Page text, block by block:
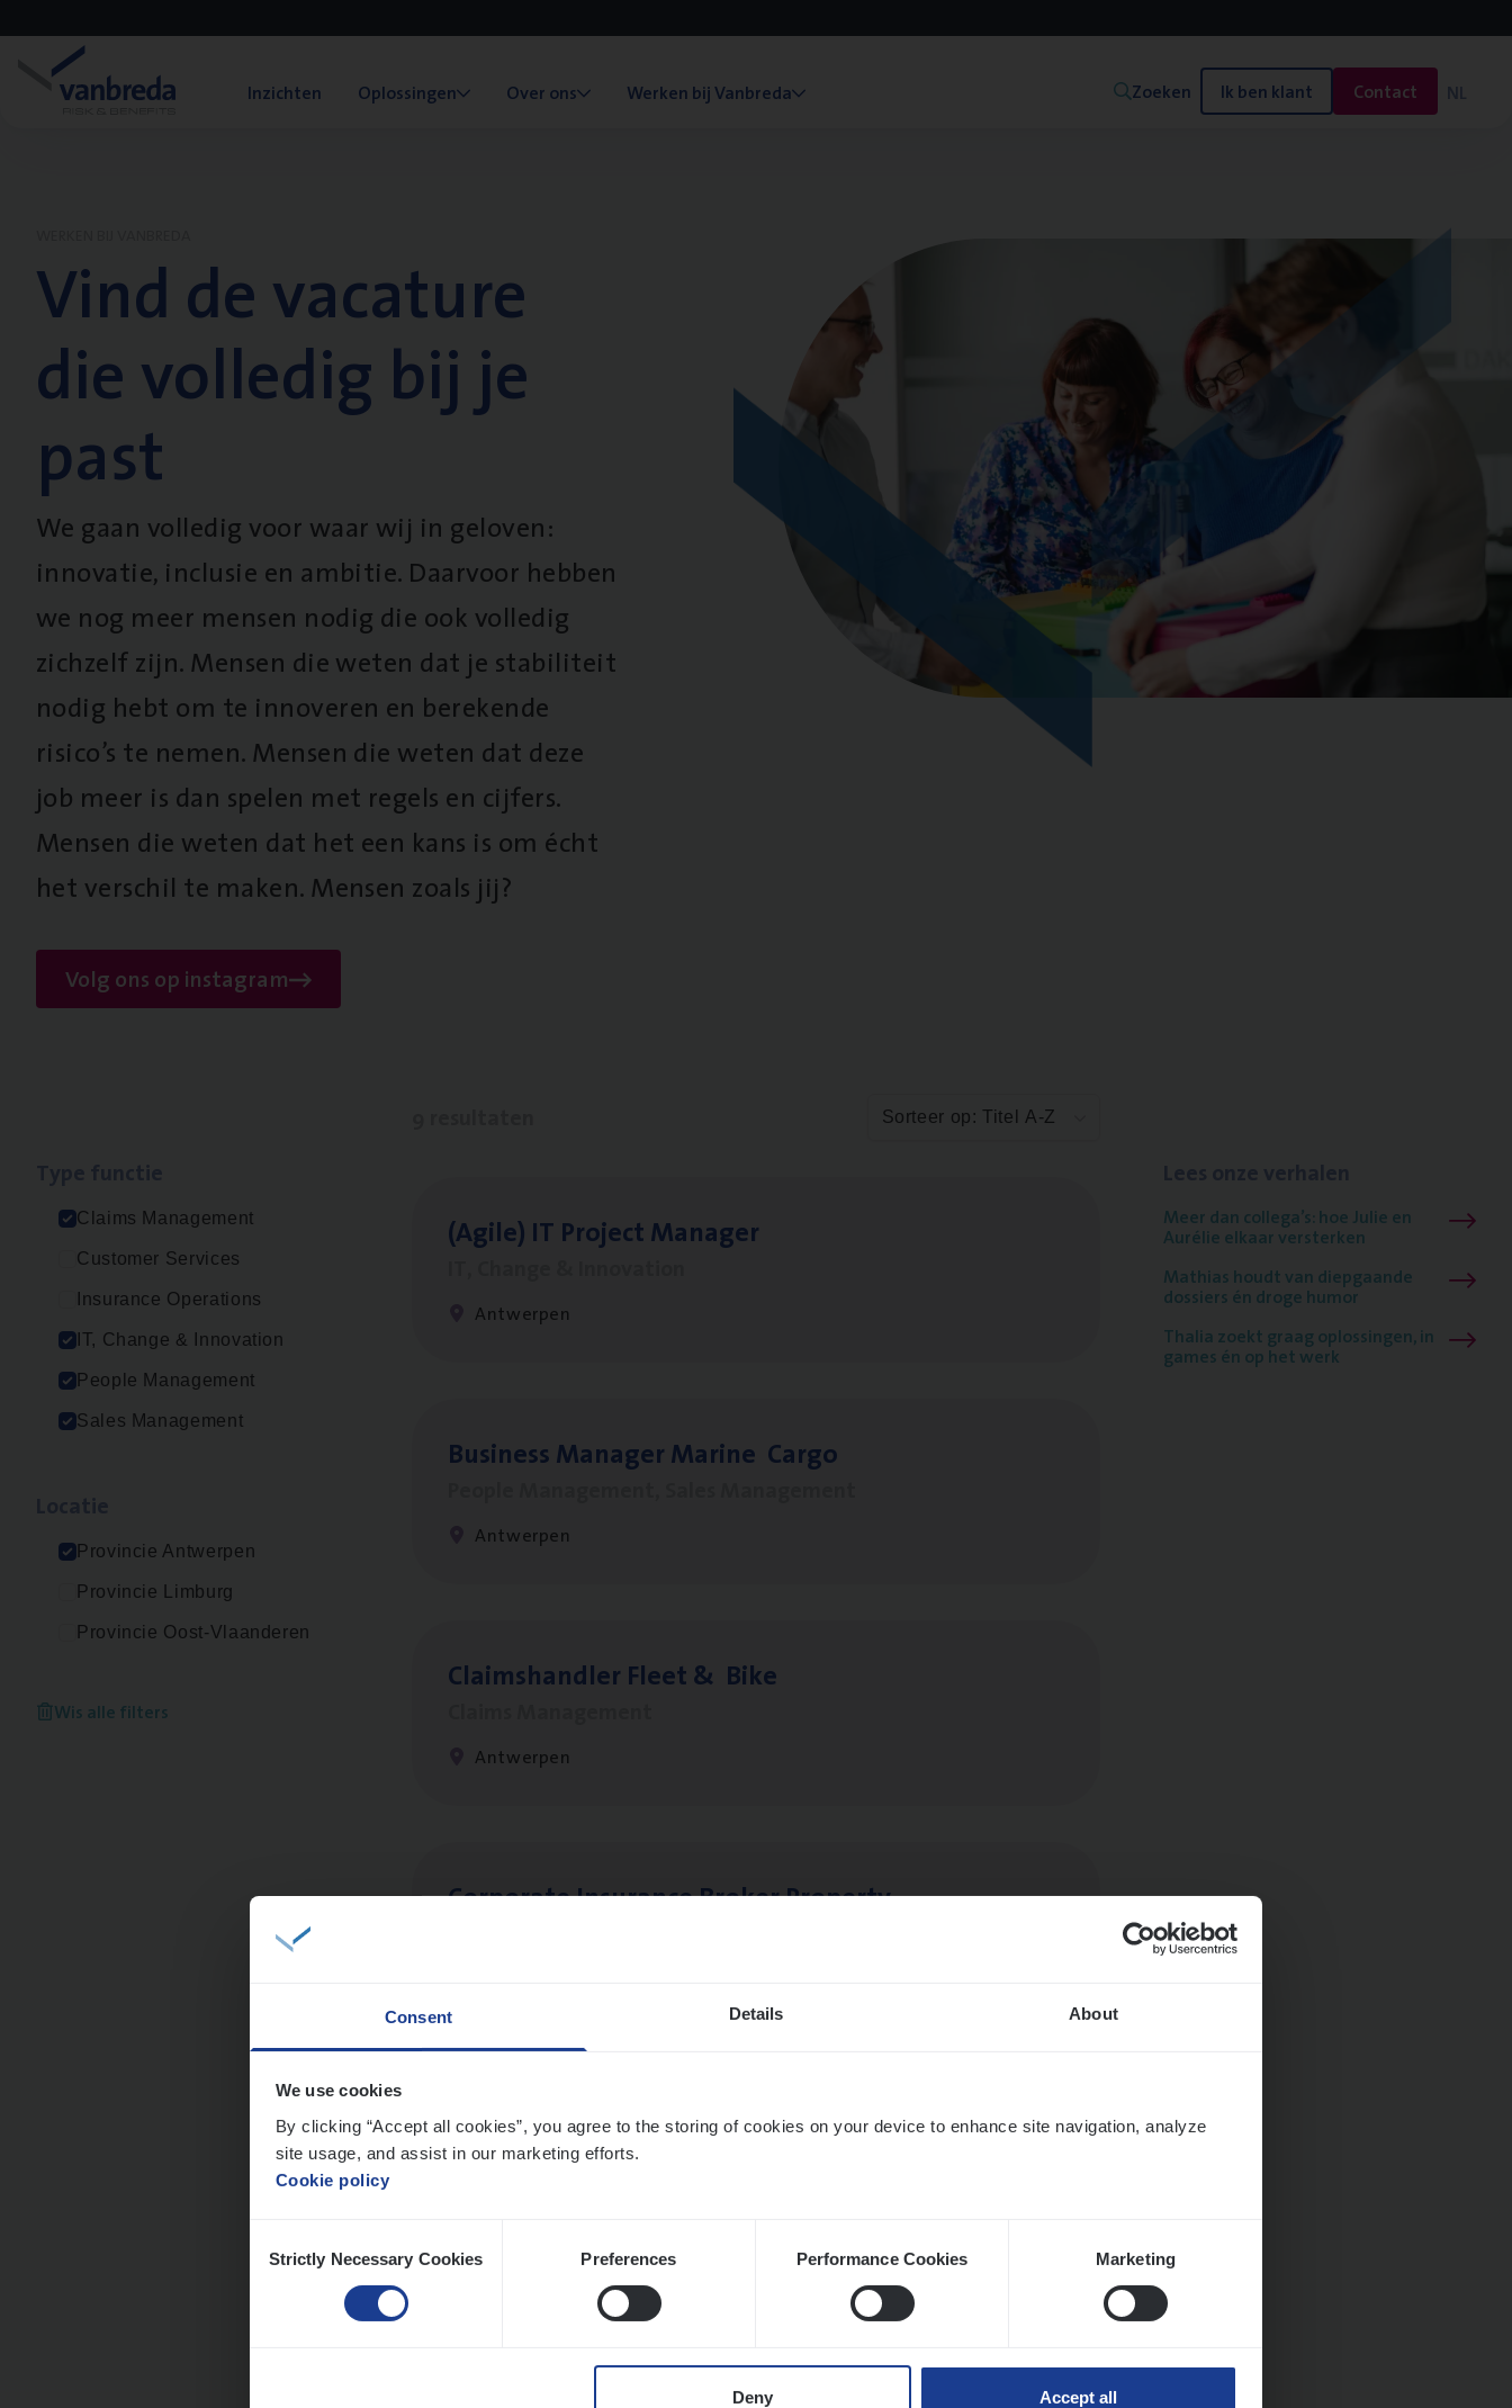
Consent Details About
We use cookies
By clicking “Accept all cookies”, you agree to the storing of cookies on your device to enhance site navigation, analyze
site usage, and assist in our marketing efforts.
Cookie policy
Selection
Strictly Necessary Cookies Preferences Performance Cookies Marketing
Deny Accept all
Inzichten Oplossingen Over ons Werken bij Vanbreda Zoeken Ik ben klant Contact NL
Vind de vacature
die volledig bij je
past
We gaan volledig voor waar wij in geloven:
innovatie, inclusie en ambitie. Daarvoor hebben
we nog meer mensen nodig die ook volledig
zichzelf zijn. Mensen die weten dat je stabiliteit
nodig hebt om te innoveren en berekende
risico’s te nemen. Mensen die weten dat deze
job meer is dan spelen met regels en cijfers.
Mensen die weten dat het een kans is om écht
het verschil te maken. Mensen zoals jij?
Volg ons op instagram
Claims Management
Customer Services
Insurance Operations
IT, Change & Innovation
People Management
Sales Management
Provincie Antwerpen
Provincie Limburg
Provincie Oost-Vlaanderen
Wis alle filters
Sorteer op: Titel A-Z
(Agi­le) IT Pro­ject Manager
Antwerpen
Busi­ness Mana­ger Mari­ne Cargo
Antwerpen
Claims­hand­ler Fleet& Bike
Antwerpen
Cor­po­ra­te Insu­ran­ce Bro­ker Property
Insu­ran­ce Bro­kerKMO
Sales Management
Sales Management
Meer dan collega’s: hoe Julie en
Aurélie elkaar versterken
Mathias houdt van diepgaande
dossiers én droge humor
Thalia zoekt graag oplossingen, in
games én op het werk